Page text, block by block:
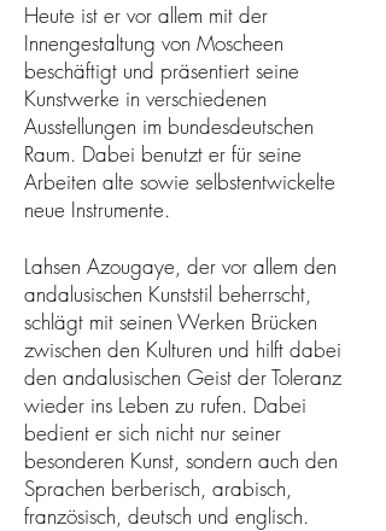
Heute ist er vor allem mit der
Innengestaltung von Moscheen
beschäftigt und präsentiert seine
Kunstwerke in verschiedenen
Ausstellungen im bundesdeutschen
Raum. Dabei benutzt er für seine
Arbeiten alte sowie selbstentwickelte
neue Instrumente.
Lahsen Azougaye, der vor allem den
andalusischen Kunststil beherrscht,
schlägt mit seinen Werken Brücken
zwischen den Kulturen und hilft dabei
den andalusischen Geist der Toleranz
wieder ins Leben zu rufen. Dabei
bedient er sich nicht nur seiner
besonderen Kunst, sondern auch den
Sprachen berberisch, arabisch,
französisch, deutsch und englisch.